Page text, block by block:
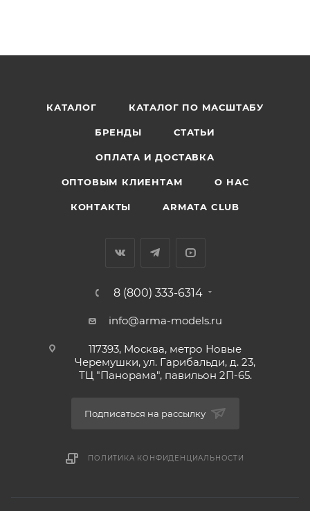
КАТАЛОГ КАТАЛОГ ПО МАСШТАБУ
БРЕНДЫ СТАТЬИ
ОПЛАТА И ДОСТАВКА
ОПТОВЫМ КЛИЕНТАМ О НАС
КОНТАКТЫ ARMATA CLUB
8 (800) 333-6314
info@arma-models.ru
117393, Москва, метро Новые
Черемушки, ул. Гарибальди, д. 23,
ТЦ "Панорама", павильон 2П-65.
Подписаться на рассылку
ПОЛИТИКА КОНФИДЕНЦИАЛЬНОСТИ